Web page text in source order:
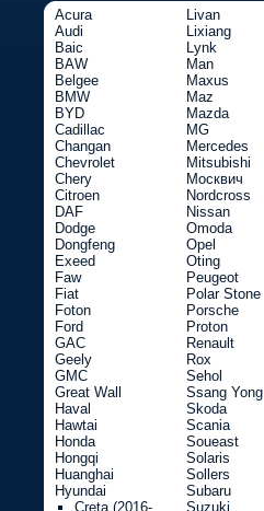
Acura
Audi
Baic
BAW
Belgee
BMW
BYD
Cadillac
Changan
Chevrolet
Chery
Citroen
DAF
Dodge
Dongfeng
Exeed
Faw
Fiat
Foton
Ford
GAC
Geely
GMC
Great Wall
Haval
Hawtai
Honda
Hongqi
Huanghai
Hyundai
Creta (2016-
Livan
Lixiang
Lynk
Man
Maxus
Maz
Mazda
MG
Mercedes
Mitsubishi
Москвич
Nordcross
Nissan
Omoda
Opel
Oting
Peugeot
Polar Stone
Porsche
Proton
Renault
Rox
Sehol
Ssang Yong
Skoda
Scania
Soueast
Solaris
Sollers
Subaru
Suzuki